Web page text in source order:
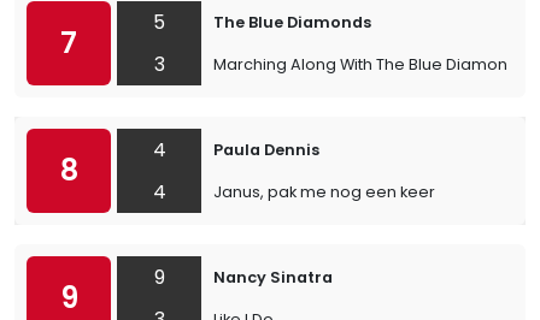
7
5
3
The Blue Diamonds
Marching Along With The Blue Diamonds
8
4
4
Paula Dennis
Janus, pak me nog een keer
9
9
Nancy Sinatra